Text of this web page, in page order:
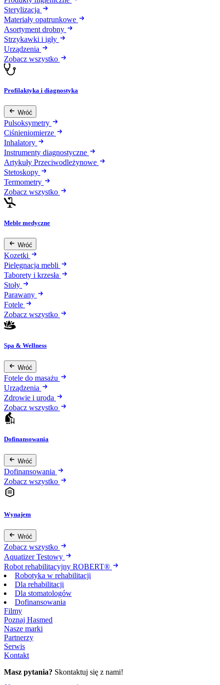
Sterylizacja
Materiały opatrunkowe
Asortyment drobny
Strzykawki i igły
Urządzenia
Zobacz wszystko
Profilaktyka i diagnostyka
Wróć
Pulsoksymetry
Ciśnieniomierze
Inhalatory
Instrumenty diagnostyczne
Artykuły Przeciwodleżynowe
Stetoskopy
Termometry
Zobacz wszystko
Meble medyczne
Wróć
Kozetki
Pielęgnacja mebli
Taborety i krzesła
Stoły
Parawany
Fotele
Zobacz wszystko
Spa & Wellness
Wróć
Fotele do masażu
Urządzenia
Zdrowie i uroda
Zobacz wszystko
Dofinansowania
Wróć
Dofinansowania
Zobacz wszystko
Wynajem
Wróć
Zobacz wszystko
Aquatizer Testowy
Robot rehabilitacyjny ROBERT®
Robotyka w rehabilitacji
Dla rehabilitacji
Dla stomatologów
Dofinansowania
Filmy
Poznaj Hasmed
Nasze marki
Partnerzy
Serwis
Kontakt
Masz pytania? Skontaktuj się z nami!